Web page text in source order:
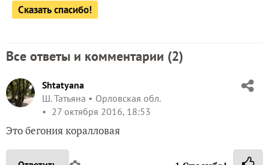
Сказать спасибо!
Все ответы и комментарии (2)
Shtatyana
Ш. Татьяна
Орловская обл.
27 октября 2016, 18:53
Это бегония коралловая